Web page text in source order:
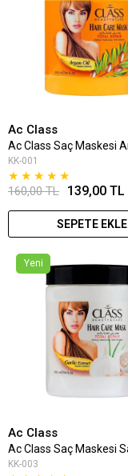
Ac Class
KK-001
★ ★ ★ ★ ★
139,00 TL
160,00 TL
SEPETE EKLE
Yeni
Ac Class
KK-003